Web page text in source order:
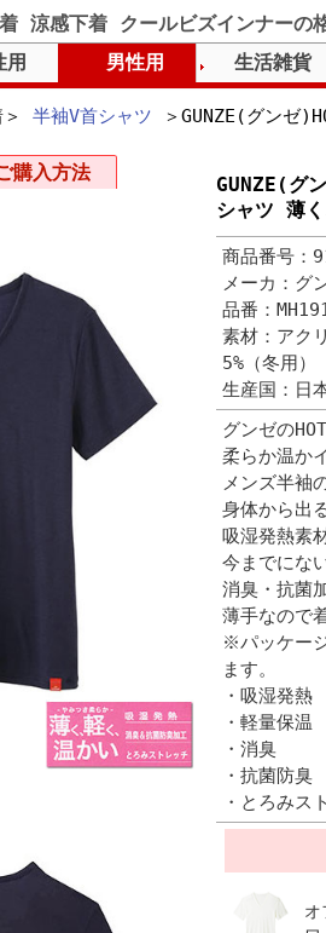
涼感下着 クールビズインナーの
＞ 半袖V首シャツ ＞GUNZE(グンゼ
GUNZE(グ
シャツ 薄
商品番号：
メーカ：グ
品番：
素材：アク
5%（冬用）
生産国：日
グンゼの
柔らか温か
メンズ半袖
身体から出
吸湿発熱素
今までにな
消臭・抗菌
薄手なので
※パッケー
ます。
・吸湿発熱
・軽量保温
・消臭
・抗菌防臭
・とろみス
オ
購入方法
用 男性用 生活雑貨